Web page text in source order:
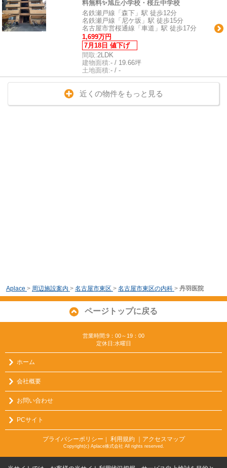
料無料✨️旭丘小学校・桜丘中学校
名鉄瀬戸線「森下」駅 徒歩12分
名鉄瀬戸線「尼ケ坂」駅 徒歩15分
名古屋市営桜通線「車道」駅 徒歩17分
1,699万円
7月18日 値下げ
間取:2LDK
建物面積:- / 19.66坪
土地面積:- / -
近くの物件をもっと見る
Aplace > 周辺施設案内 > 名古屋市東区 > 名古屋市東区の内科 > 丹羽医院
ページトップに戻る
営業時間:9：00～19：00
定休日:水曜日
ホーム
会社概要
お問い合わせ
PCサイト
プライバシーポリシー ｜ 利用規約 ｜アクセスマップ
Copyright(c) Aplace株式会社 All rights reserved.